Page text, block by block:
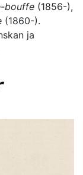
bouffe (1856-),
(1860-).
ja